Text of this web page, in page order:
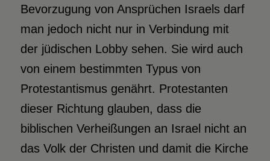
Bevorzugung von Ansprüchen Israels darf
man jedoch nicht nur in Verbindung mit
der jüdischen Lobby sehen. Sie wird auch
von einem bestimmten Typus von
Protestantismus genährt. Protestanten
dieser Richtung glauben, dass die
biblischen Verheißungen an Israel nicht an
das Volk der Christen und damit die Kirche